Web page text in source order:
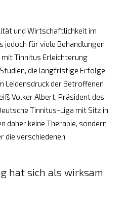
und Wirtschaftlichkeit im
jedoch für viele Behandlungen
mit Tinnitus Erleichterung
die langfristige Erfolge
Leidensdruck der Betroffenen
Volker Albert, Präsident des
Tinnitus-Liga mit Sitz in
daher keine Therapie, sondern
die verschiedenen
hat sich als wirksam